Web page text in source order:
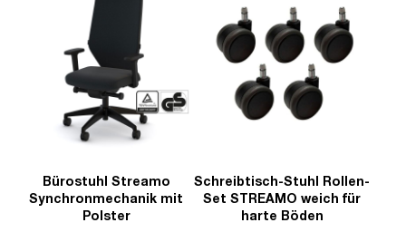
Bürostuhl Streamo
Synchronmechanik mit
Polster
Schreibtisch-Stuhl Rollen-
Set STREAMO weich für
harte Böden